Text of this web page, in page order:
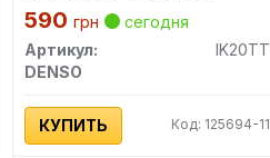
590 грн
сегодня
Артикул:
IK20TT
DENSO
КУПИТЬ Код: 125694-11